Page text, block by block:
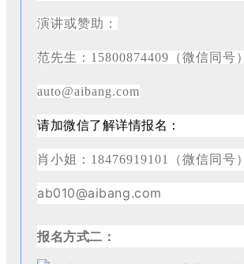
演讲或赞助：
范先生：15800874409（微信同号）
auto@aibang.com
请加微信了解详情报名：
肖 小姐： 18476919101（微信同号）
ab010@aibang.com
报名方式二：